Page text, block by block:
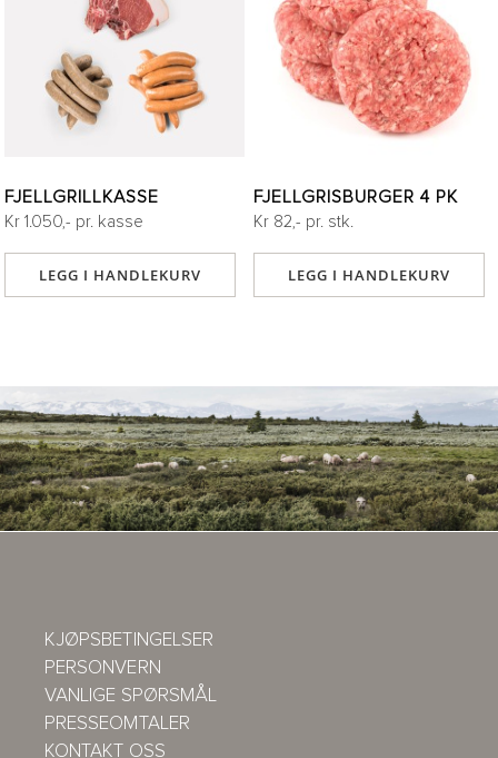
FJELLGRILLKASSE
Kr 1.050,- pr. kasse
LEGG I HANDLEKURV
FJELLGRISBURGER 4 PK
Kr 82,- pr. stk.
LEGG I HANDLEKURV
KJØPSBETINGELSER
PERSONVERN
VANLIGE SPØRSMÅL
PRESSEOMTALER
KONTAKT OSS